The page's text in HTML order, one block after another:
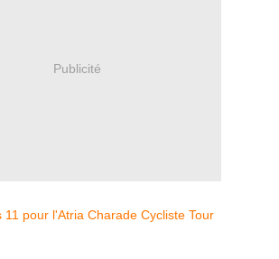
Publicité